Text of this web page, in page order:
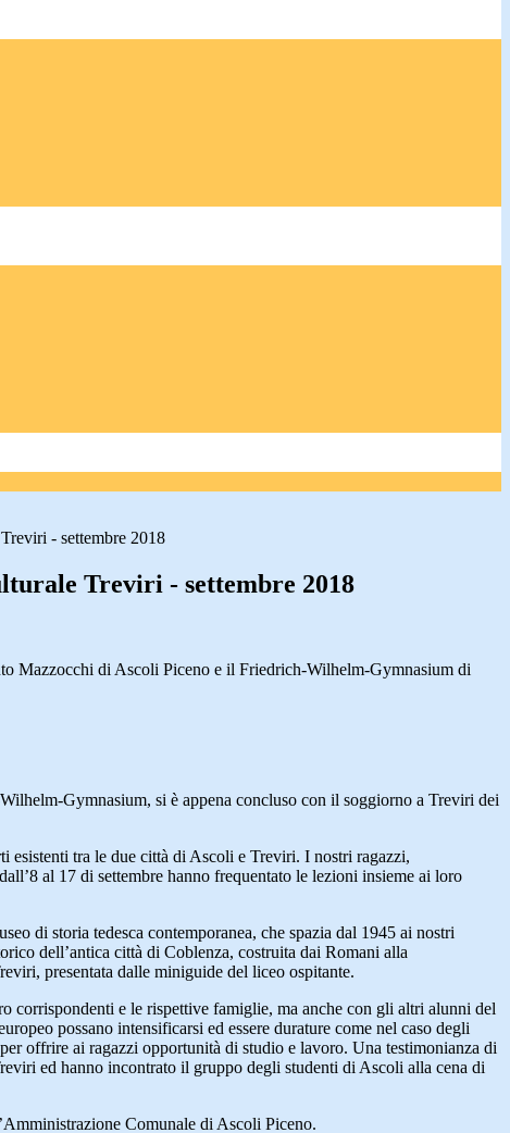
- settembre 2018
Treviri - settembre 2018
Mazzocchi di Ascoli Piceno e il Friedrich-Wilhelm-Gymnasium di
Gymnasium, si è appena concluso con il soggiorno a Treviri dei
tra le due città di Ascoli e Treviri. I nostri ragazzi,
al 17 di settembre hanno frequentato le lezioni insieme ai loro
di storia tedesca contemporanea, che spazia dal 1945 ai nostri
dell’antica città di Coblenza, costruita dai Romani alla
presentata dalle miniguide del liceo ospitante.
corrispondenti e le rispettive famiglie, ma anche con gli altri alunni del
possano intensificarsi ed essere durature come nel caso degli
offrire ai ragazzi opportunità di studio e lavoro. Una testimonianza di
ed hanno incontrato il gruppo degli studenti di Ascoli alla cena di
Comunale di Ascoli Piceno.